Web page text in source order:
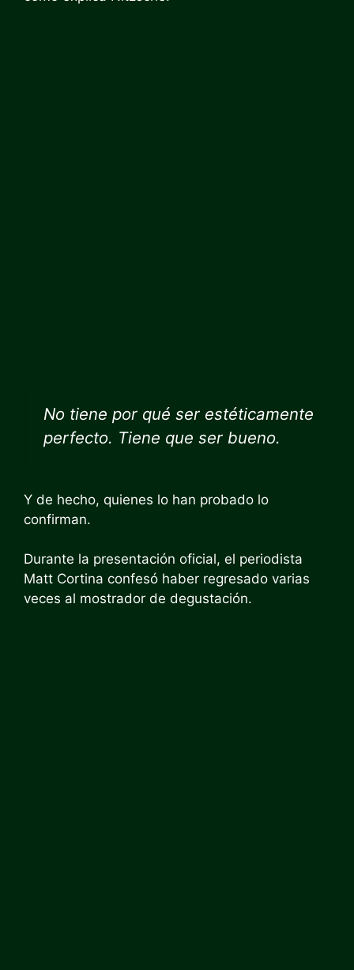
No tiene por qué ser estéticamente
perfecto. Tiene que ser bueno.
Y de hecho, quienes lo han probado lo
confirman.
Durante la presentación oficial, el periodista
Matt Cortina confesó haber regresado varias
veces al mostrador de degustación.